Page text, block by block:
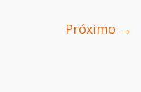
Próximo →